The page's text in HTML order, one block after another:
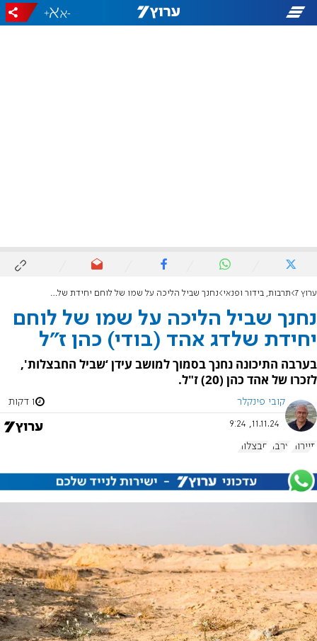
-
+
ערוץ 7 תרבות, בידור ופנאי נחנך שביל הליכה על שמו של לוחם יחידת שלדג אהד (בודי) כהן ז"ל
נחנך שביל הליכה על שמו של לוחם
יחידת שלדג אהד (בודי) כהן ז"ל
בערבה התיכונה נחנך בסמוך למושב עידן ‘שביל החבצלות',
לזכרו של אהד כהן (20) ז"ל.
קובי פינקלר 1 דקות
11.11.24, 9:24
תיירות ערבה חבצלות